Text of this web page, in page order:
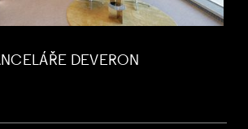
DEVERON